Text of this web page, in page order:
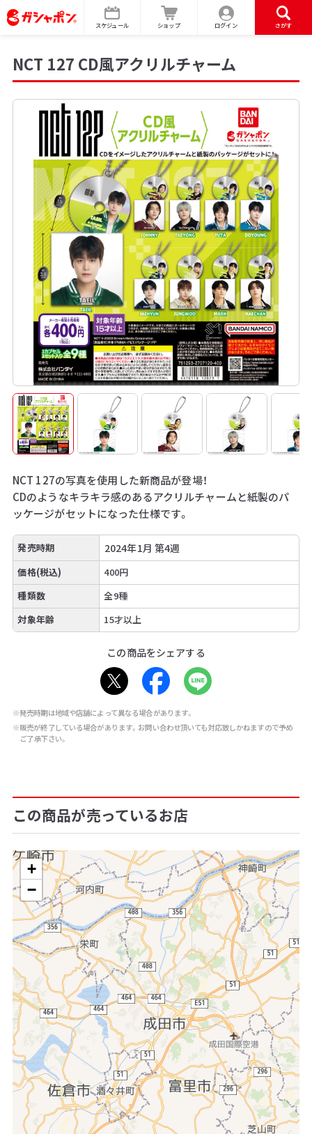
スケジュール ショップ ログイン さがす
NCT 127 CD風アクリルチャーム
NCT 127の写真を使用した新商品が登場！
CDのようなキラキラ感のあるアクリルチャームと紙製のパ
ッケージがセットになった仕様です。
発売時期 2024年1月 第4週
価格(税込)
400円
種類数
全9種
対象年齢
15才以上
この商品をシェアする
※発売時期は地域や店舗によって異なる場合があります。
※販売が終了している場合があります。お問い合わせ頂いても対応致しかねますので予め
ご了承下さい。
この商品が売っているお店
+
−